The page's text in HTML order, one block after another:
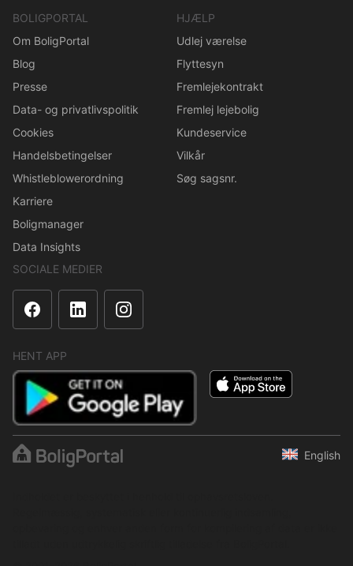
BOLIGPORTAL
Om BoligPortal
Blog
Presse
Data- og privatlivspolitik
Cookies
Handelsbetingelser
Whistleblowerordning
Karriere
Boligmanager
Data Insights
HJÆLP
Udlej værelse
Flyttesyn
Fremlejekontrakt
Fremlej lejebolig
Kundeservice
Vilkår
Søg sagsnr.
SOCIALE MEDIER
HENT APP
English